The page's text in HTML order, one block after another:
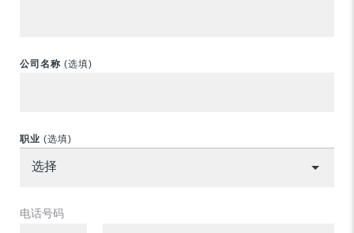
公司名称 (选填)
职业 (选填)
电话号码